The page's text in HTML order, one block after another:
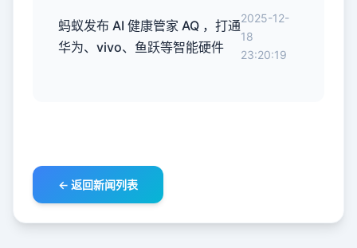
蚂蚁发布 AI 健康管家 AQ ，打通
华为、vivo、鱼跃等智能硬件
2025-12-
18
23:20:19
← 返回新闻列表